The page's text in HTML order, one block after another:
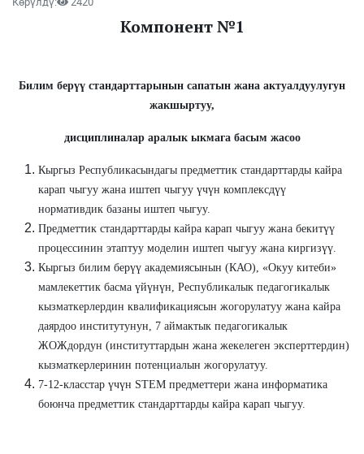
Компонент №1
Билим берүү стандарттарынын сапатын жана актуалдуулугун
жакшыртуу,
дисциплиналар аралык ыкмага басым жасоо
Кыргыз Республикасындагы предметтик стандарттарды кайра
карап чыгуу жана иштеп чыгуу үчүн комплексдүү
нормативдик базаны иштеп чыгуу.
Предметтик стандарттарды кайра карап чыгуу жана бекитүү
процессинин этаптуу моделин иштеп чыгуу жана киргизүү.
Кыргыз билим берүү академиясынын (КАО), «Окуу китеби»
мамлекеттик басма үйүнүн, Республикалык педагогикалык
кызматкерлердин квалификациясын жогорулатуу жана кайра
даярдоо институтунун, 7 аймактык педагогикалык
ЖОЖдордун (институттардын жана жекелеген эксперттердин)
кызматкерлеринин потенциалын жогорулатуу.
7-12-класстар үчүн STEM предметтери жана информатика
боюнча предметтик стандарттарды кайра карап чыгуу.